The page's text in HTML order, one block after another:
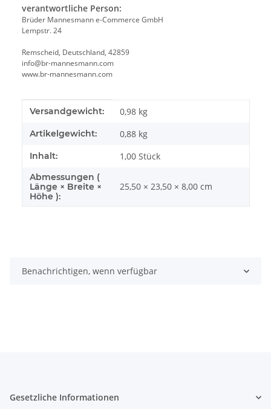
verantwortliche Person:
Brüder Mannesmann e-Commerce GmbH
Lempstr. 24
Remscheid, Deutschland, 42859
info@br-mannesmann.com
www.br-mannesmann.com
Produkteigenschaft
Wert
Versandgewicht: 0,98 kg
Artikelgewicht: 0,88 kg
Inhalt: 1,00 Stück
Abmessungen (
Länge × Breite ×
Höhe ):
25,50 × 23,50 × 8,00 cm
Benachrichtigen, wenn verfügbar
Gesetzliche Informationen